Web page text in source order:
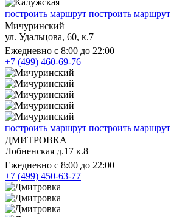
построить маршрут построить маршрут
Мичуринский
ул. Удальцова, 60, к.7
Ежедневно с 8:00 до 22:00
+7 (499) 460-69-76
построить маршрут построить маршрут
ДМИТРОВКА
Лобненская д.17 к.8
Ежедневно с 8:00 до 22:00
+7 (499) 450-63-77